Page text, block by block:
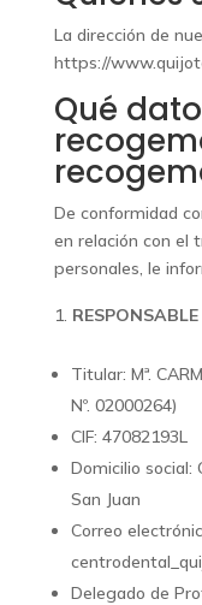
La dirección de
https://
Qué
De conformidad
en relación con el
personales, le
Titular: Mª.
Nº. 02000264)
CIF: 47082193L
Domicilio social:
San Juan
Correo
Delegado de